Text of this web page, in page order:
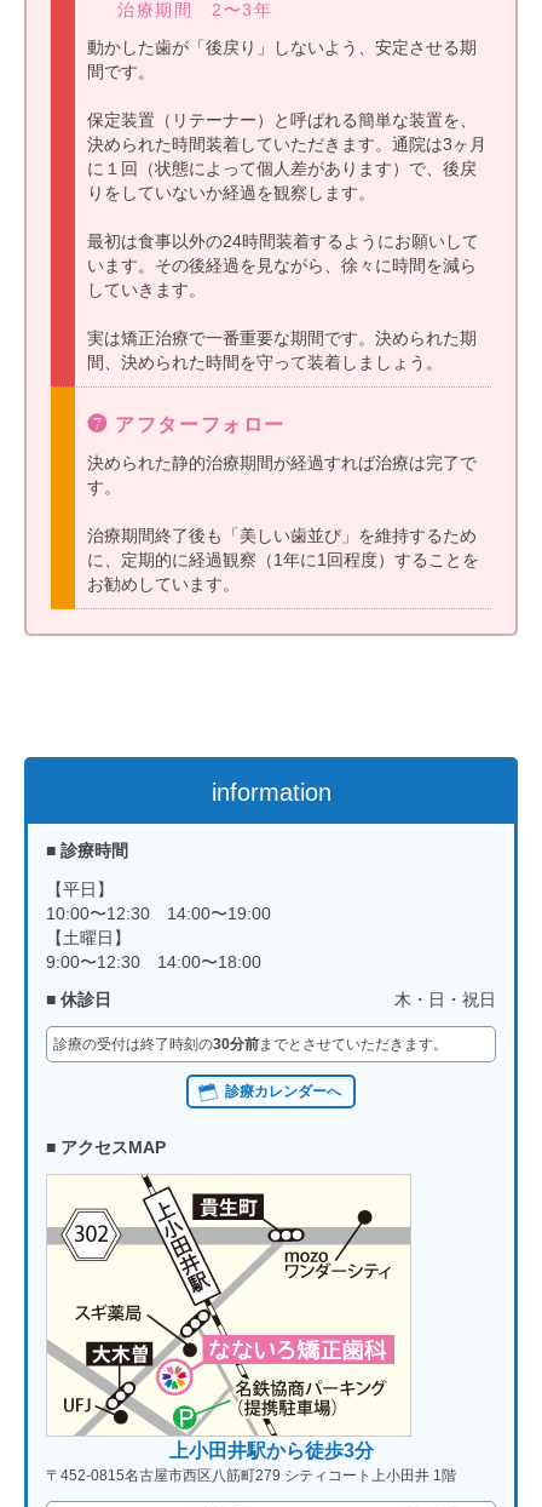
治療期間 2〜3年
動かした歯が「後戻り」しないよう、安定させる期
間です。
保定装置（リテーナー）と呼ばれる簡単な装置を、
決められた時間装着していただきます。通院は3ヶ月
に１回（状態によって個人差があります）で、後戻
りをしていないか経過を観察します。
最初は食事以外の24時間装着するようにお願いして
います。その後経過を見ながら、徐々に時間を減ら
していきます。
実は矯正治療で一番重要な期間です。決められた期
間、決められた時間を守って装着しましょう。
❼ アフターフォロー
決められた静的治療期間が経過すれば治療は完了で
す。
治療期間終了後も「美しい歯並び」を維持するため
に、定期的に経過観察（1年に1回程度）することを
お勧めしています。
information
■ 診療時間
【平日】
10:00〜12:30 14:00〜19:00
【土曜日】
9:00〜12:30 14:00〜18:00
■ 休診日
木・日・祝日
診療の受付は終了時刻の30分前までとさせていただきます。
診療カレンダーへ
■ アクセスMAP
上小田井駅から徒歩3分
〒452-0815名古屋市西区八筋町279 シティコート上小田井 1階